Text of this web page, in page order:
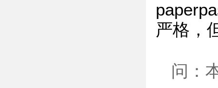
严格，
问：